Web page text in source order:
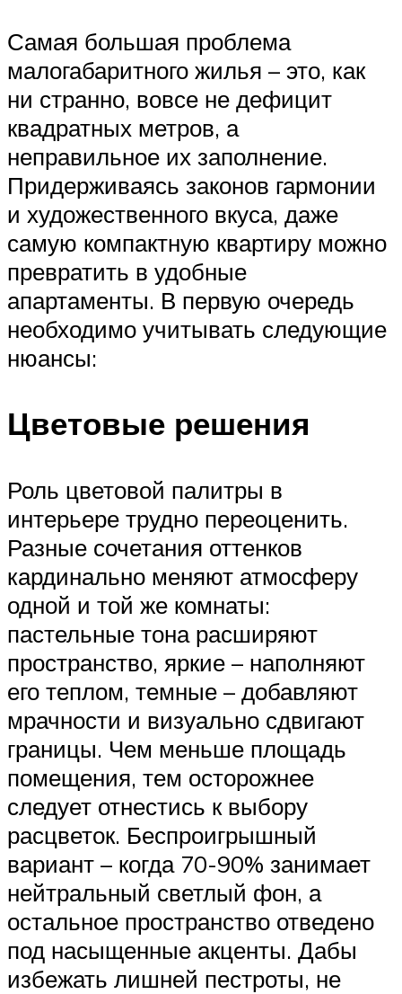
Самая большая проблема
малогабаритного жилья – это, как
ни странно, вовсе не дефицит
квадратных метров, а
неправильное их заполнение.
Придерживаясь законов гармонии
и художественного вкуса, даже
самую компактную квартиру можно
превратить в удобные
апартаменты. В первую очередь
необходимо учитывать следующие
нюансы:
Цветовые решения
Роль цветовой палитры в
интерьере трудно переоценить.
Разные сочетания оттенков
кардинально меняют атмосферу
одной и той же комнаты:
пастельные тона расширяют
пространство, яркие – наполняют
его теплом, темные – добавляют
мрачности и визуально сдвигают
границы. Чем меньше площадь
помещения, тем осторожнее
следует отнестись к выбору
расцветок. Беспроигрышный
вариант – когда 70-90% занимает
нейтральный светлый фон, а
остальное пространство отведено
под насыщенные акценты. Дабы
избежать лишней пестроты, не